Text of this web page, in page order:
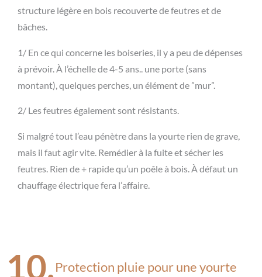
structure légère en bois recouverte de feutres et de
bâches.
1/ En ce qui concerne les boiseries, il y a peu de dépenses
à prévoir. À l’échelle de 4-5 ans.. une porte (sans
montant), quelques perches, un élément de ”mur”.
2/ Les feutres également sont résistants.
Si malgré tout l’eau pénètre dans la yourte rien de grave,
mais il faut agir vite. Remédier à la fuite et sécher les
feutres. Rien de + rapide qu’un poêle à bois. À défaut un
chauffage électrique fera l’affaire.
10.Protection pluie pour une yourte